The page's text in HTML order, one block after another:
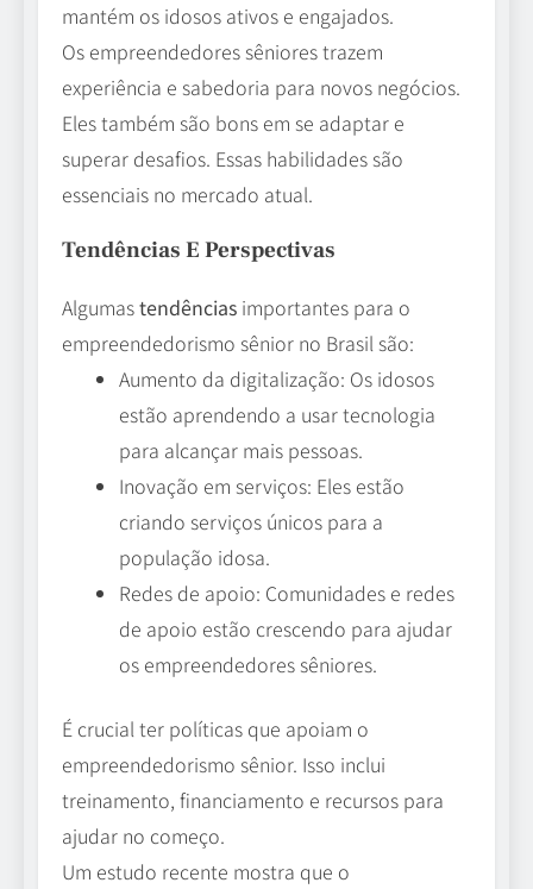
mantém os idosos ativos e engajados.
Os empreendedores sêniores trazem
experiência e sabedoria para novos negócios.
Eles também são bons em se adaptar e
superar desafios. Essas habilidades são
essenciais no mercado atual.
Tendências E Perspectivas
Algumastendências importantes para o
empreendedorismo sênior no Brasil são:
Aumento da digitalização: Os idosos
estão aprendendo a usar tecnologia
para alcançar mais pessoas.
Inovação em serviços: Eles estão
criando serviços únicos para a
população idosa.
Redes de apoio: Comunidades e redes
de apoio estão crescendo para ajudar
os empreendedores sêniores.
É crucial ter políticas que apoiam o
empreendedorismo sênior. Isso inclui
treinamento, financiamento e recursos para
ajudar no começo.
Um estudo recente mostra que o